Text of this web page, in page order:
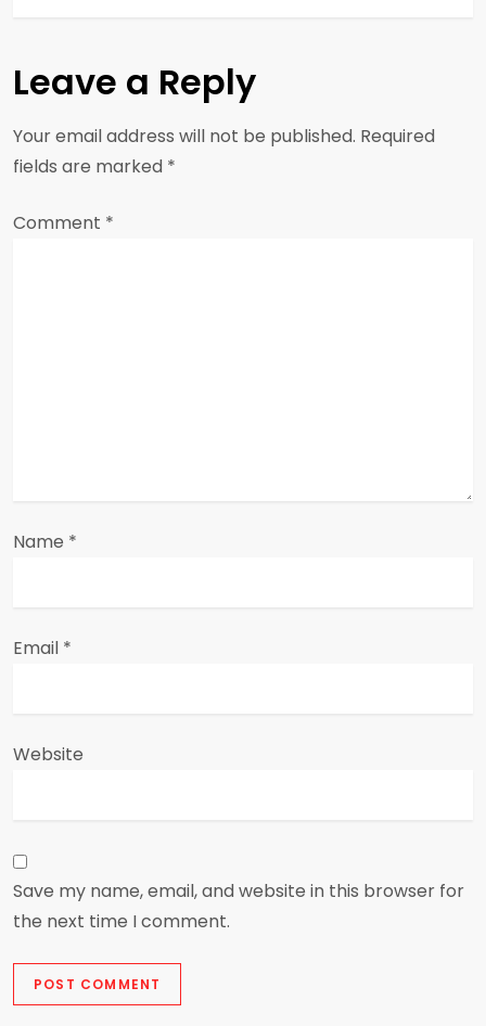
n
a
v
i
Leave a Reply
Your email address will not be published. Required
fields are marked *
Comment *
Name *
Email *
Website
Save my name, email, and website in this browser for
the next time I comment.